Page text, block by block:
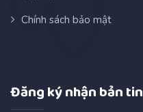
Chính sách bảo mật
Đăng ký nhận bản tin